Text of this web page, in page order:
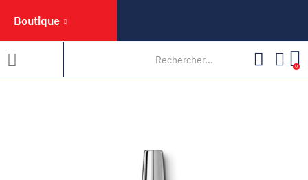
Boutique
0